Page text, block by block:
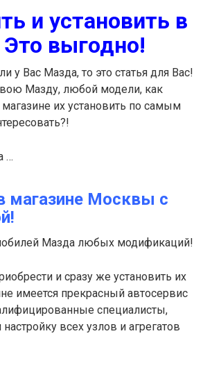
и установить в
выгодно!
у Вас Мазда, то это статья для Вас!
Мазду, любой модели, как
их установить по самым
…
магазине Москвы с
Мазда любых модификаций!
и сразу же установить их
имеется прекрасный автосервис
специалисты,
всех узлов и агрегатов